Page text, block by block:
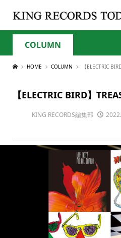
COLUMN
HOME COLUMN 【ELECTRIC
【ELECTRIC BIRD】
KING RECORDS編集部